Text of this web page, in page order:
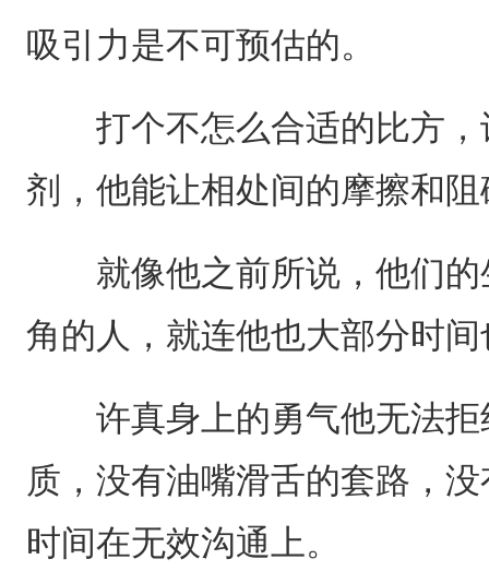
吸引力是不可预估的。
打个不怎么合适的比方，
剂，他能让相处间的摩擦和
就像他之前所说，他们的
角的人，就连他也大部分时
许真身上的勇气他无法拒
质，没有油嘴滑舌的套路，
时间在无效沟通上。